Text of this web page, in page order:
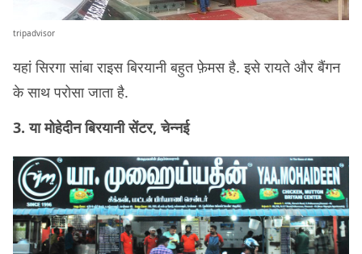
tripadvisor
यहां सिरगा सांबा राइस बिरयानी बहुत फ़ेमस है. इसे रायते और बैंगन
के साथ परोसा जाता है.
3. या मोहेदीन बिरयानी सेंटर, चेन्नई